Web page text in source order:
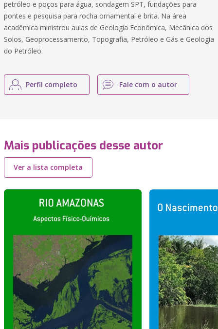
petróleo e poços para água, sondagem SPT, fundações para
pontes e pesquisa para rocha ornamental e brita. Na área
acadêmica ministrou aulas de Geologia Econômica, Mecânica dos
Solos, Geoprocessamento, Topografia, Petróleo e Gás e Geologia
do Petróleo.
Perfil completo Fale com o autor
Mais publicações desse autor
Ver a lista completa